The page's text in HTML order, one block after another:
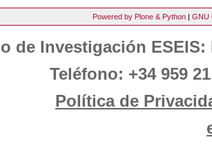
Powered by Plone & Python | GNU
de Investigación
Teléfono: +34 959
Política de